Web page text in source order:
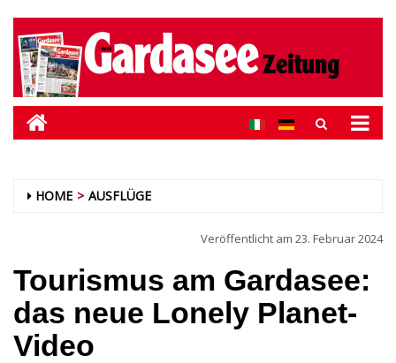
HOME AUSFLÜGE
Veröffentlicht am 23. Februar 2024
Tourismus am Gardasee:
das neue Lonely Planet-
Video